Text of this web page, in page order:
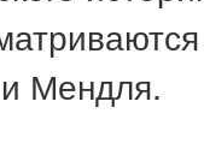
Мендля.